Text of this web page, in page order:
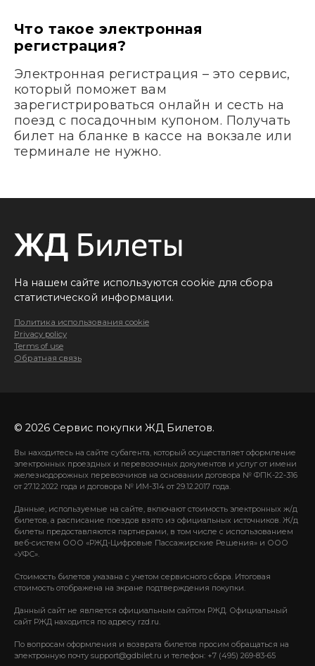
Что такое электронная
регистрация?
Электронная регистрация – это сервис,
который поможет вам
зарегистрироваться онлайн и сесть на
поезд с посадочным купоном. Получать
билет на бланке в кассе на вокзале или
терминале не нужно.
На нашем сайте используются cookie для сбора
статистической информации.
Политика использования cookie
Privacy policy
Terms of use
Обратная связь
© 2026 Сервис покупки ЖД Билетов.
Вы находитесь на сайте субагента, который осуществляет оформление
электронных проездных и перевозочных документов и услуг от имени
железнодорожных перевозчиков на основании договора № ФПК-22-316
от 27.12.2022 года и договора № ИМ-314 от 29.12.2017 года.
Данные, используемые на сайте, включают стоимость электронных ж/д
билетов, а расписание поездов взято из официальных источников. Ж/д
билеты предоставляются партнерами, в том числе с использованием
веб-систем ООО «РЖД-Цифровые Пассажирские Решения» и ООО
«УФС».
Стоимость билетов указана с учетом сервисного сбора. Итоговая
стоимость отображена на экране подтверждения покупки.
Данный сайт не является официальным сайтом РЖД. Официальный
сайт РЖД находится по адресу rzd.ru.
По вопросам оформления и возврата билетов просим обращаться на
электронную почту support@gdbilet.ru и телефон: +7 (495) 269-83-65